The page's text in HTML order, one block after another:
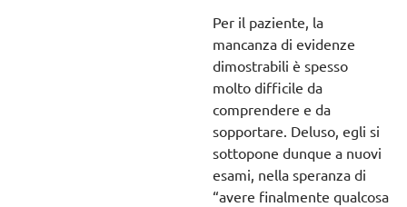
Per il paziente, la
mancanza di evidenze
dimostrabili è spesso
molto difficile da
comprendere e da
sopportare. Deluso, egli si
sottopone dunque a nuovi
esami, nella speranza di
“avere finalmente qualcosa